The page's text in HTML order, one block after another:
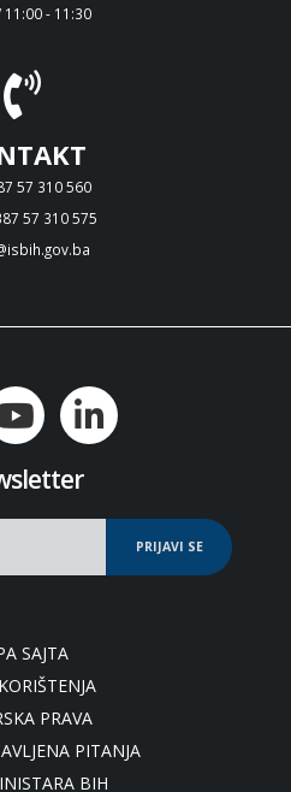
11:00 - 11:30
57 310 560
57 310 575
PRIJAVI SE
SAJTA
PRAVA
PITANJA
BIH